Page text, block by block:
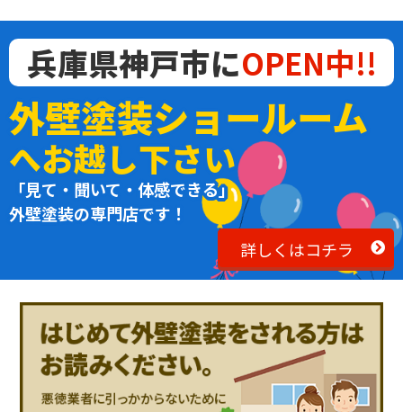
兵庫県神戸市にOPEN中!!
外壁塗装ショールーム
へお越し下さい
「見て・聞いて・体感できる」
外壁塗装の専門店です！
詳しくはコチラ